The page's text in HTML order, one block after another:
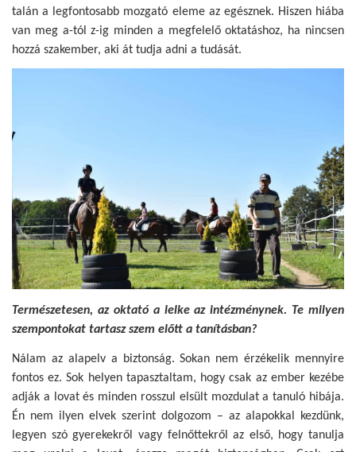
talán a legfontosabb mozgató eleme az egésznek. Hiszen hiába
van meg a-tól z-ig minden a megfelelő oktatáshoz, ha nincsen
hozzá szakember, aki át tudja adni a tudását.
Természetesen, az oktató a lelke az intézménynek. Te milyen
szempontokat tartasz szem előtt a tanításban?
Nálam az alapelv a biztonság. Sokan nem érzékelik mennyire
fontos ez. Sok helyen tapasztaltam, hogy csak az ember kezébe
adják a lovat és minden rosszul elsült mozdulat a tanuló hibája.
Én nem ilyen elvek szerint dolgozom – az alapokkal kezdünk,
legyen szó gyerekekről vagy felnőttekről az első, hogy tanulja